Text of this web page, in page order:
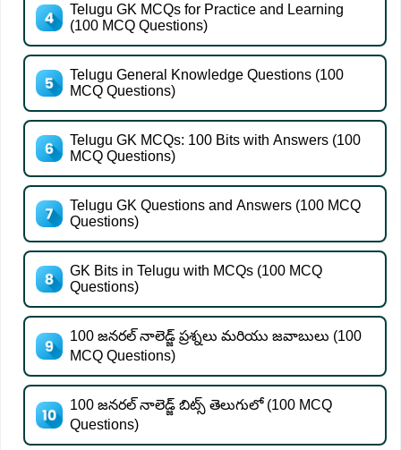
Telugu GK MCQs for Practice and Learning
(100 MCQ Questions)
Telugu General Knowledge Questions (100
MCQ Questions)
Telugu GK MCQs: 100 Bits with Answers (100
MCQ Questions)
Telugu GK Questions and Answers (100 MCQ
Questions)
GK Bits in Telugu with MCQs (100 MCQ
Questions)
100 జనరల్ నాలెడ్జ్ ప్రశ్నలు మరియు జవాబులు (100
MCQ Questions)
100 జనరల్ నాలెడ్జ్ బిట్స్ తెలుగులో (100 MCQ
Questions)